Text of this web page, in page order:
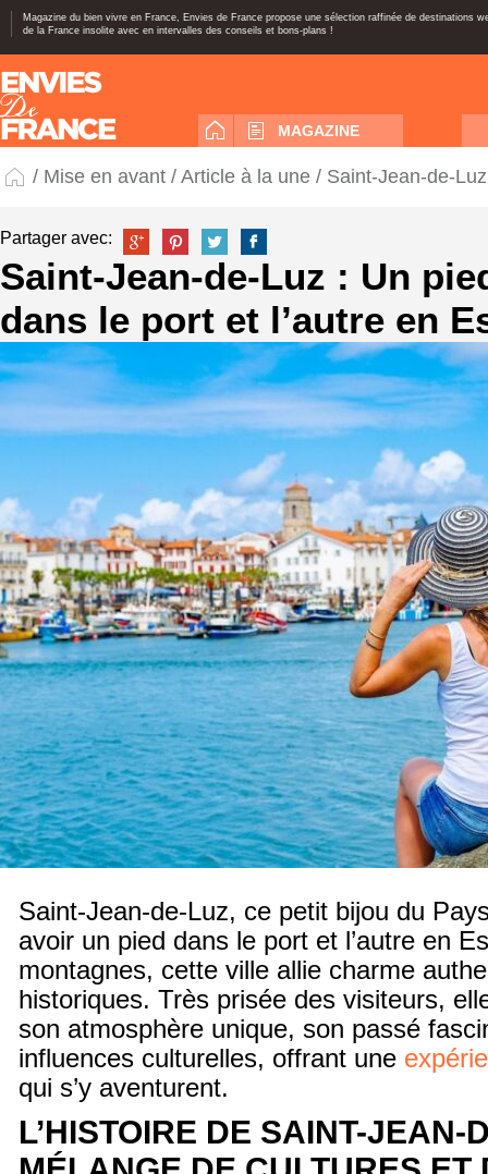
Magazine du bien vivre en France, Envies de France propose une sélection raffinée de destinations
de la France insolite avec en intervalles des conseils et bons-plans !
MAGAZINE
/ Mise en avant / Article à la une / Saint-Jean-de-
Partager avec:
Saint-Jean-de-Luz : Un
dans le port et l’autre en
Saint-Jean-de-Luz, ce petit bijou du
avoir un pied dans le port et l’autre en
montagnes, cette ville allie charme
historiques. Très prisée des visiteurs,
son atmosphère unique, son passé
influences culturelles, offrant une
qui s’y aventurent.
L’HISTOIRE DE SAINT-JEAN-